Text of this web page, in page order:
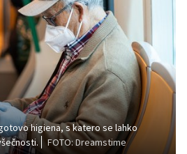
higiena, s katero se lahko
FOTO: Dreamstime